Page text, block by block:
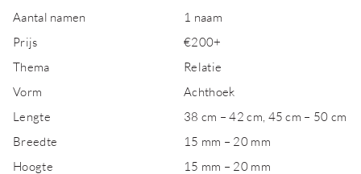
Aantal namen
1 naam
Prijs
€200+
Thema
Relatie
Vorm
Achthoek
Lengte
38 cm – 42 cm, 45 cm – 50 cm
Breedte
15 mm – 20 mm
Hoogte
15 mm – 20 mm